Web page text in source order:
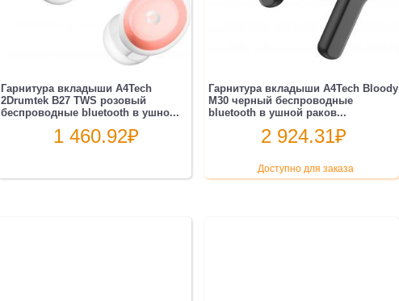
Гарнитура вкладыши A4Tech
2Drumtek B27 TWS розовый
беспроводные bluetooth в ушно...
1 460.92₽
Гарнитура вкладыши A4Tech Bloody
M30 черный беспроводные
bluetooth в ушной раков...
2 924.31₽
Доступно для заказа